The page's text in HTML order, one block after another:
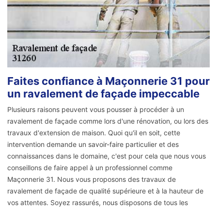
Faites confiance à Maçonnerie 31 pour
un ravalement de façade impeccable
Plusieurs raisons peuvent vous pousser à procéder à un
ravalement de façade comme lors d'une rénovation, ou lors des
travaux d'extension de maison. Quoi qu'il en soit, cette
intervention demande un savoir-faire particulier et des
connaissances dans le domaine, c'est pour cela que nous vous
conseillons de faire appel à un professionnel comme
Maçonnerie 31. Nous vous proposons des travaux de
ravalement de façade de qualité supérieure et à la hauteur de
vos attentes. Soyez rassurés, nous disposons de tous les